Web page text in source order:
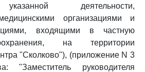
деятельности,
организациями и
входящими в частную
на территории
"Сколково"), (приложение N 3
"Заместитель руководителя